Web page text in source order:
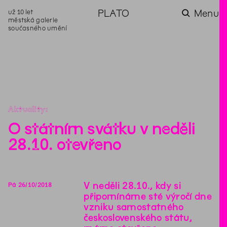
už 10 let
městská galerie
současného umění
PLATO Menu
Aktuality
O státním svátku v neděli
28.10. otevřeno
Pá 26/10/2018
V neděli 28.10., kdy si
připomínáme sté výročí dne
vzniku samostatného
československého státu,